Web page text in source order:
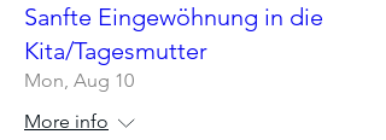
Sanfte Eingewöhnung in die
Kita/Tagesmutter
Mon, Aug 10
More info